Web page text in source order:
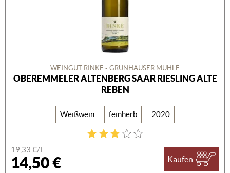
WEINGUT RINKE - GRÜNHÄUSER MÜHLE
OBEREMMELER ALTENBERG SAAR RIESLING ALTE
REBEN
Weißwein feinherb 2020
19,33 €/L
14,50 € Kaufen